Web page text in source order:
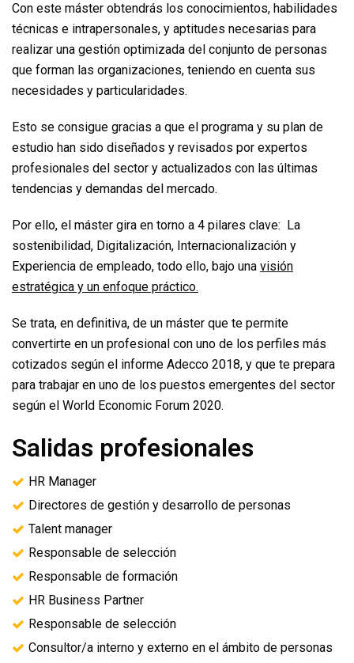
Con este máster obtendrás los conocimientos, habilidades
técnicas e intrapersonales, y aptitudes necesarias para
realizar una gestión optimizada del conjunto de personas
que forman las organizaciones, teniendo en cuenta sus
necesidades y particularidades.
Esto se consigue gracias a que el programa y su plan de
estudio han sido diseñados y revisados por expertos
profesionales del sector y actualizados con las últimas
tendencias y demandas del mercado.
Por ello, el máster gira en torno a 4 pilares clave: La
sostenibilidad, Digitalización, Internacionalización y
Experiencia de empleado, todo ello, bajo una visión
estratégica y un enfoque práctico.
Se trata, en definitiva, de un máster que te permite
convertirte en un profesional con uno de los perfiles más
cotizados según el informe Adecco 2018, y que te prepara
para trabajar en uno de los puestos emergentes del sector
según el World Economic Forum 2020.
Salidas profesionales
HR Manager
Directores de gestión y desarrollo de personas
Talent manager
Responsable de selección
Responsable de formación
HR Business Partner
Responsable de selección
Consultor/a interno y externo en el ámbito de personas